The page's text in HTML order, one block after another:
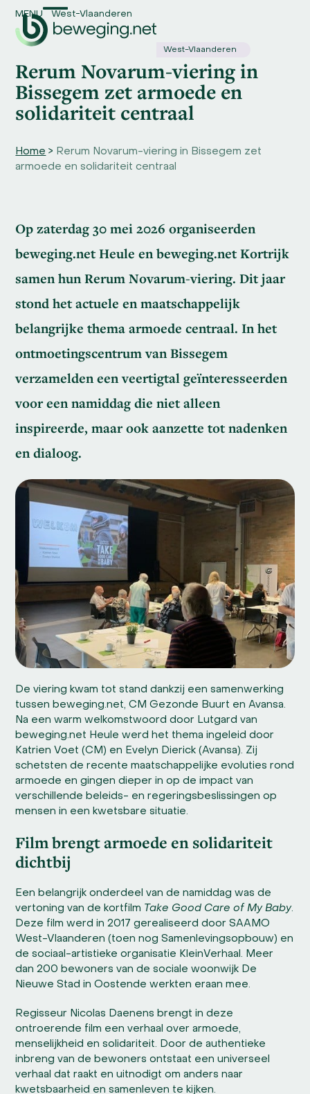
content
West-Vlaanderen
MENU
Open
menu
Close
menu
West-Vlaanderen
Rerum Novarum-viering in
Bissegem zet armoede en
solidariteit centraal
Home > Rerum Novarum-viering in Bissegem zet
armoede en solidariteit centraal
Op zaterdag 30 mei 2026 organiseerden
beweging.net Heule en beweging.net Kortrijk
samen hun Rerum Novarum-viering. Dit jaar
stond het actuele en maatschappelijk
belangrijke thema armoede centraal. In het
ontmoetingscentrum van Bissegem
verzamelden een veertigtal geïnteresseerden
voor een namiddag die niet alleen
inspireerde, maar ook aanzette tot nadenken
en dialoog.
De viering kwam tot stand dankzij een samenwerking
tussen beweging.net, CM Gezonde Buurt en Avansa.
Na een warm welkomstwoord door Lutgard van
beweging.net Heule werd het thema ingeleid door
Katrien Voet (CM) en Evelyn Dierick (Avansa). Zij
schetsten de recente maatschappelijke evoluties rond
armoede en gingen dieper in op de impact van
verschillende beleids- en regeringsbeslissingen op
mensen in een kwetsbare situatie.
Film brengt armoede en solidariteit
dichtbij
Een belangrijk onderdeel van de namiddag was de
vertoning van de kortfilm Take Good Care of My Baby.
Deze film werd in 2017 gerealiseerd door SAAMO
West-Vlaanderen (toen nog Samenlevingsopbouw) en
de sociaal-artistieke organisatie KleinVerhaal. Meer
dan 200 bewoners van de sociale woonwijk De
Nieuwe Stad in Oostende werkten eraan mee.
Regisseur Nicolas Daenens brengt in deze
ontroerende film een verhaal over armoede,
menselijkheid en solidariteit. Door de authentieke
inbreng van de bewoners ontstaat een universeel
verhaal dat raakt en uitnodigt om anders naar
kwetsbaarheid en samenleven te kijken.